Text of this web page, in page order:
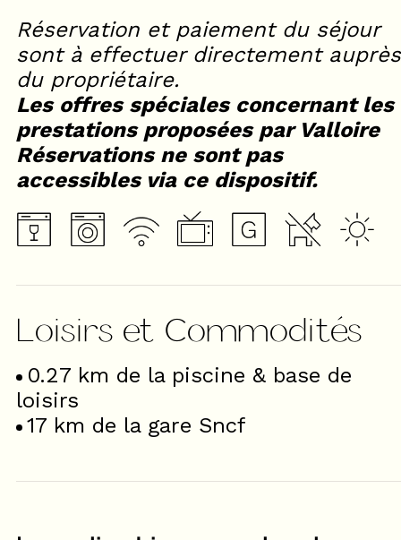
Réservation et paiement du séjour
sont à effectuer directement auprès
du propriétaire.
Les offres spéciales concernant les
prestations proposées par Valloire
Réservations ne sont pas
accessibles via ce dispositif.
Loisirs et Commodités
0.27 km de la piscine & base de
loisirs
17 km de la gare Sncf